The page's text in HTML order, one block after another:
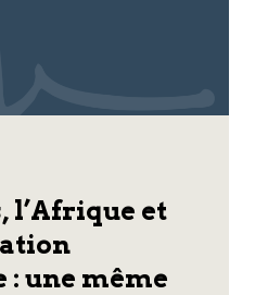
l’Afrique et
une même